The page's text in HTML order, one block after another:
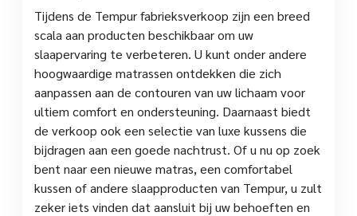
Tijdens de Tempur fabrieksverkoop zijn een breed
scala aan producten beschikbaar om uw
slaapervaring te verbeteren. U kunt onder andere
hoogwaardige matrassen ontdekken die zich
aanpassen aan de contouren van uw lichaam voor
ultiem comfort en ondersteuning. Daarnaast biedt
de verkoop ook een selectie van luxe kussens die
bijdragen aan een goede nachtrust. Of u nu op zoek
bent naar een nieuwe matras, een comfortabel
kussen of andere slaapproducten van Tempur, u zult
zeker iets vinden dat aansluit bij uw behoeften en